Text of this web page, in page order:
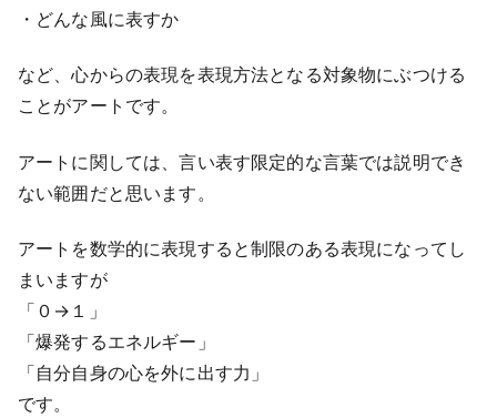
・どんな風に表すか
など、心からの表現を表現方法となる対象物にぶつける
ことがアートです。
アートに関しては、言い表す限定的な言葉では説明でき
ない範囲だと思います。
アートを数学的に表現すると制限のある表現になってし
まいますが
「０→１」
「爆発するエネルギー」
「自分自身の心を外に出す力」
です。